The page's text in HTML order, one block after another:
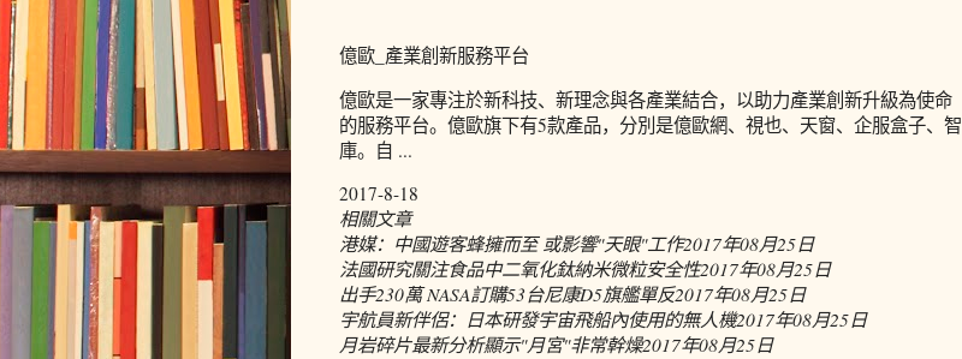
億歐_產業創新服務平台
億歐是一家專注於新科技、新理念與各產業結合，以助力產業創新升級為使命
的服務平台。億歐旗下有5款產品，分別是億歐網、視也、天窗、企服盒子、智
庫。自 ...
2017-8-18
相關文章
港媒：中國遊客蜂擁而至 或影響"天眼"工作2017年08月25日
法國研究關注食品中二氧化鈦納米微粒安全性2017年08月25日
出手230萬 NASA訂購53台尼康D5旗艦單反2017年08月25日
宇航員新伴侶：日本研發宇宙飛船內使用的無人機2017年08月25日
月岩碎片最新分析顯示"月宮"非常幹燥2017年08月25日